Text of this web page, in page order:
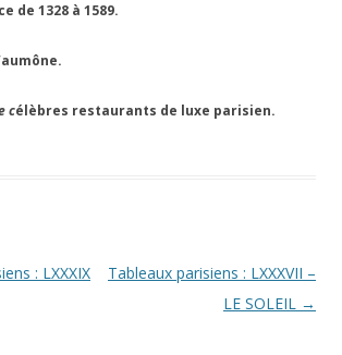
de 1328 à 1589.
célèbres restaurants de luxe parisien.
: LXXXIX
Tableaux parisiens : LXXXVII –
LE SOLEIL →